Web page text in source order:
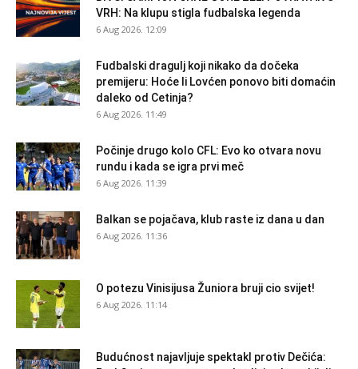
VRH: Na klupu stigla fudbalska legenda
6 Aug 2026. 12:09
Fudbalski dragulj koji nikako da dočeka
premijeru: Hoće li Lovćen ponovo biti domaćin
daleko od Cetinja?
6 Aug 2026. 11:49
Počinje drugo kolo CFL: Evo ko otvara novu
rundu i kada se igra prvi meč
6 Aug 2026. 11:39
Balkan se pojačava, klub raste iz dana u dan
6 Aug 2026. 11:36
O potezu Vinisijusa Žuniora bruji cio svijet!
6 Aug 2026. 11:14
Budućnost najavljuje spektakl protiv Dečića: